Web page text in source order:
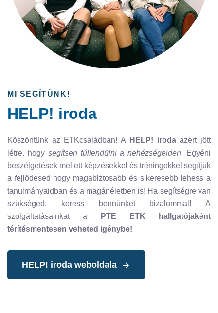
MI SEGÍTÜNK!
HELP! iroda
Köszöntünk az ETKcsaládban! A HELP! irodaazért jött
létre, hogy segítsen túllendülni a nehézségeiden. Egyéni
beszélgetések mellett képzésekkel és tréningekkel segítjük
a fejlődésed hogy magabiztosabb és sikeresebb lehess a
tanulmányaidban és a magánéletben is! Ha segítségre van
szükséged, keress bennünket bizalommal! A
szolgáltatásainkat a
PTE ETK hallgatójaként
térítésmentesen veheted igénybe!
HELP! iroda weboldala